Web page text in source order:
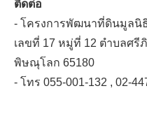
ติดต่อ
- โครงการพัฒนาที่ดินมูลนิ
เลขที่ 17 หมู่ที่ 12 ตำบลศรี
พิษณุโลก 65180
- โทร 055-001-132 , 02-